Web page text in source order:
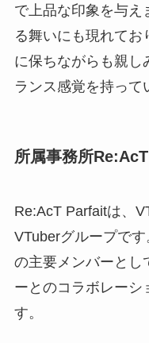
で上品な印象を与え
る舞いにも現れてお
に保ちながらも親し
ランス感覚を持って
所属事務所
Re:AcT Parfaitは、
VTuberグループで
の主要メンバーとし
ーとのコラボレーシ
す。